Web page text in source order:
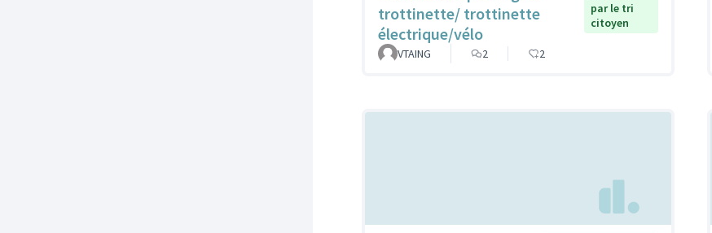
trottinette/ trottinette
électrique/vélo
par le tri
citoyen
VTAING 2 2